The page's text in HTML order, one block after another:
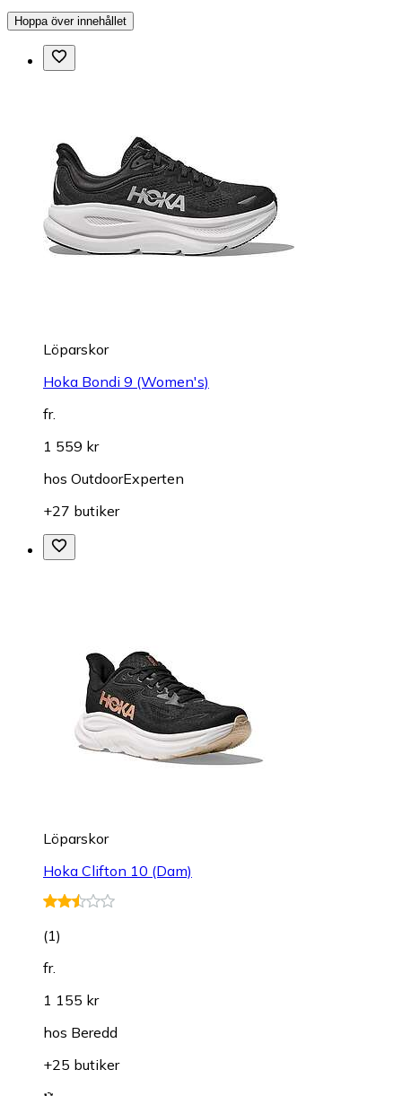
Hoppa över innehållet
Löparskor
Hoka Bondi 9 (Women's)
fr.
1 559 kr
hos OutdoorExperten
+27 butiker
Löparskor
Hoka Clifton 10 (Dam)
(1)
fr.
1 155 kr
hos Beredd
+25 butiker